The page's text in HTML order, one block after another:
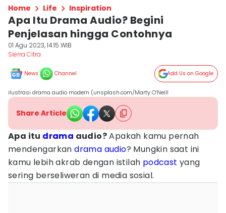
Home Life Inspiration
Apa Itu Drama Audio? Begini
Penjelasan hingga Contohnya
01 Agu 2023, 14:15 WIB
Sierra Citra
News Channel Add Us on Google
ilustrasi drama audio modern (unsplash.com/Marty O’Neill
Share Article
Apa itu drama audio?Apakah kamu pernah
mendengarkandrama audio? Mungkin saat ini
kamu lebih akrab dengan istilah podcast yang
sering berseliweran di media sosial.